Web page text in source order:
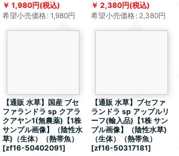
1,980円(税込)
希望小売価格: 1,980円
2,380円(税込)
希望小売価格: 2,380円
【通販 水草】国産 ブセ
ファランドラ sp クアラ
クアヤン1(無農薬)【1株
サンプル画像】（陰性水
草)（生体）（熱帯魚）
[zf16-50402091]
【通販 水草】ブセファ
ランドラ sp アップルリ
ーフ(輸入品)【1株 サン
プル画像】（陰性水草)
（生体）（熱帯魚）
[zf16-50317181]